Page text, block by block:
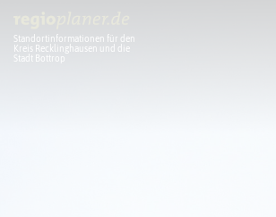
Standortinformationen für den
Kreis Recklinghausen und die
Stadt Bottrop